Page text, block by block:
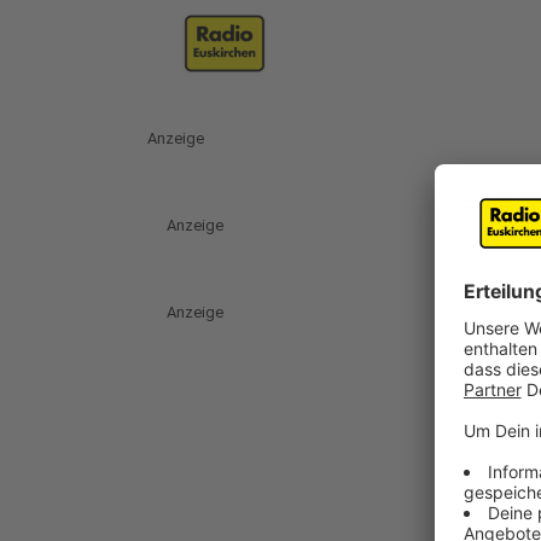
Anzeige
Anzeige
Anzeige